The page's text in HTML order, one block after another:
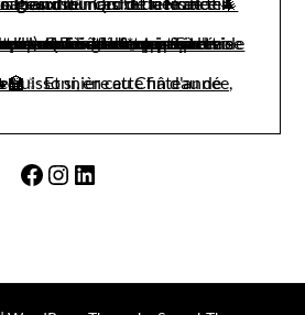
Facebook
Instagram
LinkedIn